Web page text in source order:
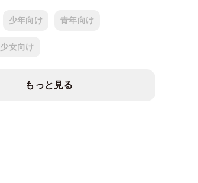
少年向け 青年向け
少女向け
もっと見る